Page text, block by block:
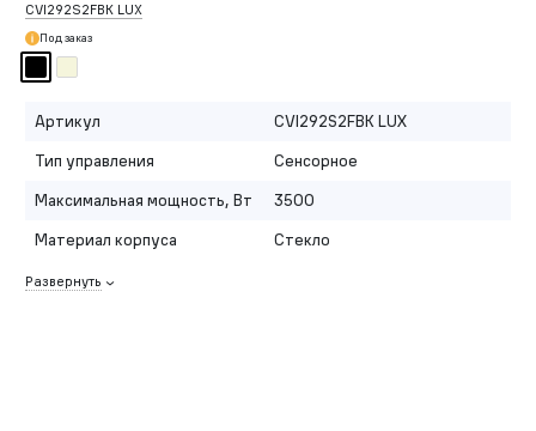
CVI292S2FBK LUX
Под заказ
Артикул
CVI292S2FBK LUX
Тип управления
Сенсорное
Максимальная мощность, Вт
3500
Материал корпуса
Стекло
Развернуть